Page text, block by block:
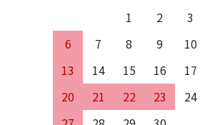
1
2 3
6
7 8 9 10
13
14 15 16 17
20
21 22 23 24